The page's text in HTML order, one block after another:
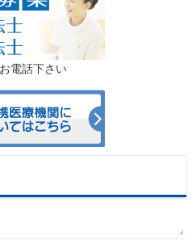
電話下さい